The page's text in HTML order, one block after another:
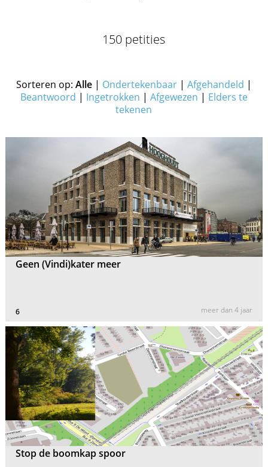
150 petities
Sorteren op: Alle| Ondertekenbaar| Afgehandeld |
Beantwoord | Ingetrokken | Afgewezen | Elders te
tekenen
Geen (Vindi)kater meer
6 meer dan 4 jaar
Stop de boomkap spoor